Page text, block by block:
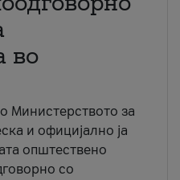
во
Министерството за
и официјално ја
општествено
со